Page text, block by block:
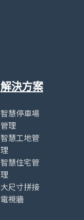
解決方案
智慧停車場
管理
智慧工地管
理
智慧住宅管
理
大尺寸拼接
電視牆